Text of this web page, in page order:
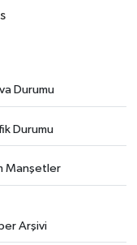
Durumu
Durumu
Manşetler
Arşivi